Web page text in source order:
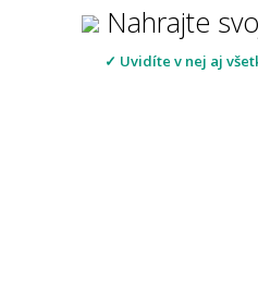
Nahrajte
✓ Uvidíte v nej aj